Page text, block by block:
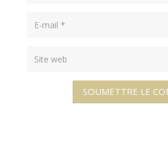
SOUMETTRE LE